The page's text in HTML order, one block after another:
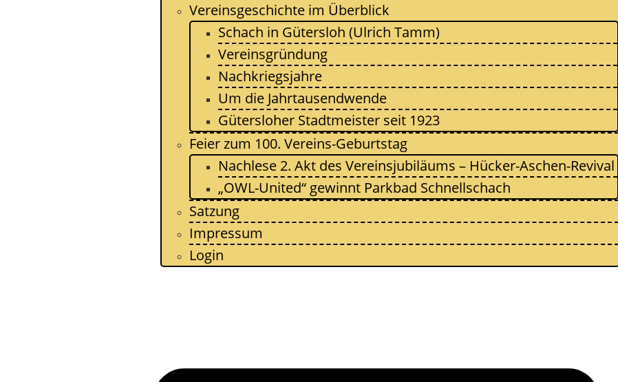
Vereinsgeschichte im Überblick
Schach in Gütersloh (Ulrich Tamm)
Vereinsgründung
Nachkriegsjahre
Um die Jahrtausendwende
Gütersloher Stadtmeister seit 1923
Feier zum 100. Vereins-Geburtstag
Nachlese 2. Akt des Vereinsjubiläums – Hücker-Aschen-Revival
„OWL-United“ gewinnt Parkbad Schnellschach
Satzung
Impressum
Login